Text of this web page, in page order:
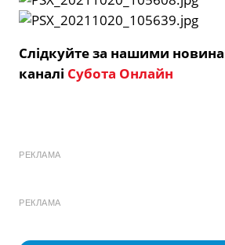
Слідкуйте за нашими
каналі Субота Онлайн
РЕКЛАМА
РЕКЛАМА